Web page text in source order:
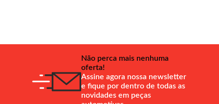
Não perca mais nenhuma
oferta!
Assine agora nossa newsletter
e fique por dentro de todas as
novidades em peças